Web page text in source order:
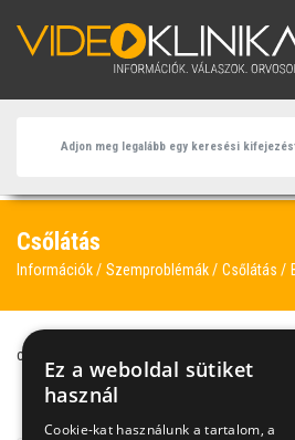
Csőlátás
Információk Szemproblémák Csőlátás
csőlátás
érzészavar
fejfájásszakértő
hányinger
Ez a weboldal sütiket
használ
Cookie-kat használunk a tartalom, a